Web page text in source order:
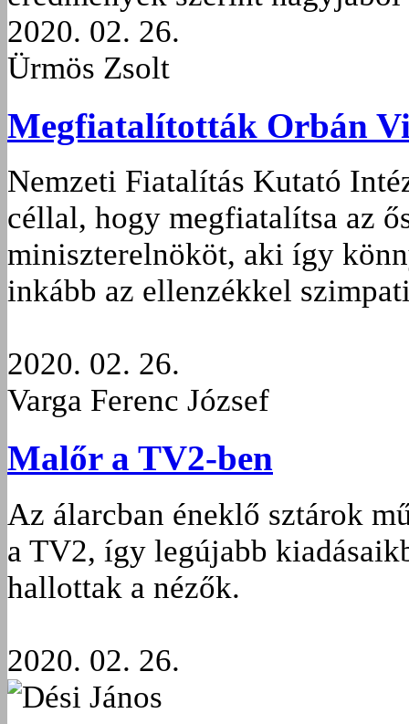
2020. 02. 26.
Ürmös Zsolt
Megfiatalították Orbán
Nemzeti Fiatalítás Kutató
céllal, hogy megfiatalítsa az
miniszterelnököt, aki így
inkább az ellenzékkel
2020. 02. 26.
Varga Ferenc József
Malőr a TV2-ben
Az álarcban éneklő sztárok
a TV2, így legújabb
hallottak a nézők.
2020. 02. 26.
Dési János